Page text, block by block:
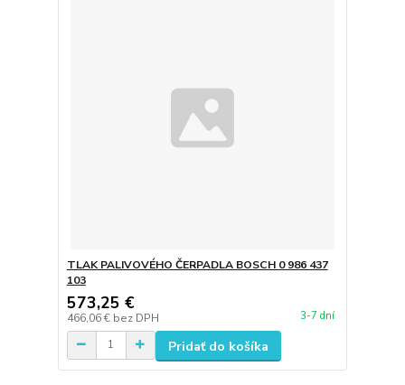
TLAK PALIVOVÉHO ČERPADLA BOSCH 0 986 437
103
573,25 €
466,06 € bez DPH 3-7 dní
Pridať do košíka